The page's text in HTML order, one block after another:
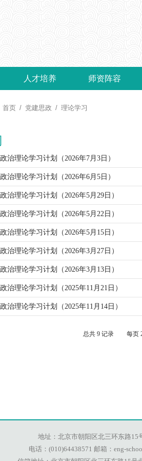
人才培养 师资阵容
首页 / 党建思政 / 理论学习
治理论学习计划（2026年7月3日）
治理论学习计划（2026年6月5日）
治理论学习计划（2026年5月29日）
治理论学习计划（2026年5月22日）
治理论学习计划（2026年5月15日）
治理论学习计划（2026年3月27日）
治理论学习计划（2026年3月13日）
治理论学习计划（2025年11月21日）
治理论学习计划（2025年11月14日）
每页
总共 9 记录
地址：北京市朝阳区北三环东路15
电话：(010)64438571 邮箱：eng-